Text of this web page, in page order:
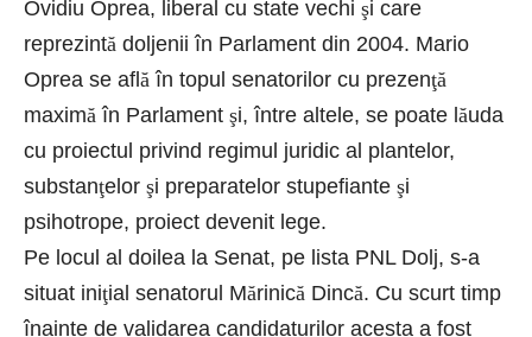
Ovidiu Oprea, liberal cu state vechi şi care
reprezintă doljenii în Parlament din 2004. Mario
Oprea se afl ă în topul senatorilor cu prezenţă
maximă în Parlament şi, între altele, se poate l ăuda
cu proiectul privind regimul juridic al plantelor,
substanţelor şi preparatelor stupefiante şi
psihotrope, proiect devenit lege.
Pe locul al doilea la Senat, pe lista PNL Dolj, s-a
situat iniţial senatorul Mărinică Dincă. Cu scurt timp
înainte de validarea candidaturilor acesta a fost